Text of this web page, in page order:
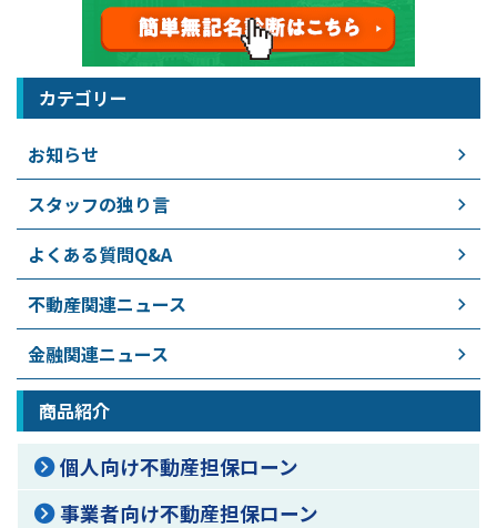
カテゴリー
お知らせ
スタッフの独り言
よくある質問Q&A
不動産関連ニュース
金融関連ニュース
商品紹介
個人向け不動産担保ローン
事業者向け不動産担保ローン